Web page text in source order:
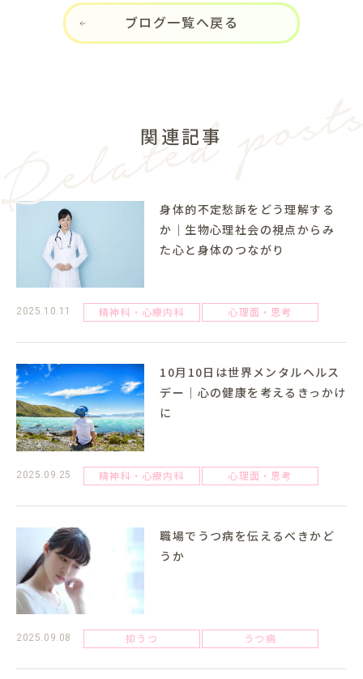
ブログ一覧へ戻る
関連記事
身体的不定愁訴をどう理解する
か｜生物心理社会の視点からみ
た心と身体のつながり
2025.10.11 精神科・心療内科 心理面・思考
10月10日は世界メンタルヘルス
デー｜心の健康を考えるきっかけ
に
2025.09.25 精神科・心療内科 心理面・思考
職場でうつ病を伝えるべきかど
うか
2025.09.08 抑うつ うつ病